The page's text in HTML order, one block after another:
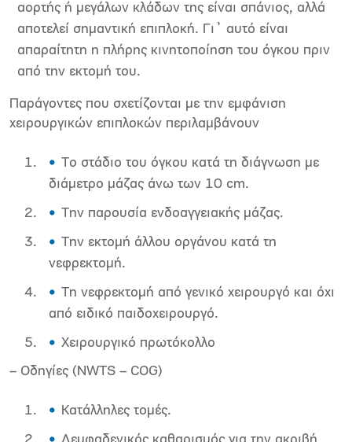
αορτής ή μεγάλων κλάδων της είναι σπάνιος, αλλά
αποτελεί σημαντική επιπλοκή. Γι᾽ αυτό είναι
απαραίτητη η πλήρης κινητοποίηση του όγκου πριν
από την εκτομή του.
Παράγοντες που σχετίζονται με την εμφάνιση
χειρουργικών επιπλοκών περιλαμβάνουν
Το στάδιο του όγκου κατά τη διάγνωση με
διάμετρο μάζας άνω των 10 cm.
Την παρουσία ενδοαγγειακής μάζας.
Την εκτομή άλλου οργάνου κατά τη
νεφρεκτομή.
Τη νεφρεκτομή από γενικό χειρουργό και όχι
από ειδικό παιδοχειρουργό.
Χειρουργικό πρωτόκολλο
– Οδηγίες (NWTS – COG)
Κατάλληλες τομές.